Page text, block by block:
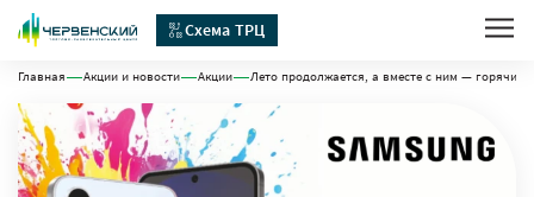
Схема ТРЦ
Главная Акции и новости Акции Лето продолжается, а вместе с ним — горячие